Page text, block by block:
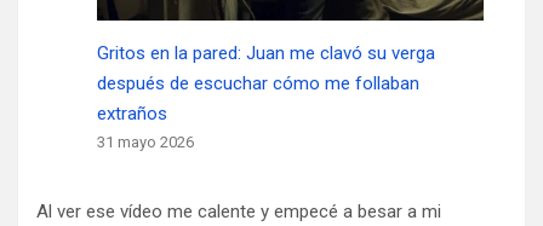
Gritos en la pared: Juan me clavó su verga
después de escuchar cómo me follaban
extraños
31 mayo 2026
Al ver ese vídeo me calente y empecé a besar a mi